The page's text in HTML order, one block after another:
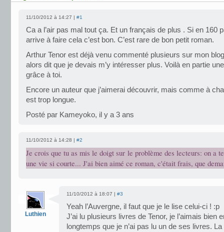
11/10/2012 à 14:27 | #1
Ca a l’air pas mal tout ça. Et un français de plus . Si en 160
arrive à faire cela c’est bon. C’est rare de bon petit roman.
Arthur Tenor est déjà venu commenté plusieurs sur mon
alors dit que je devais m’y intéresser plus. Voilà en partie
grâce à toi.
Encore un auteur que j’aimerai découvrir, mais comme à
est trop longue.
Posté par Kameyoko, il y a 3 ans
11/10/2012 à 14:28 | #2
Je crois que tu as mis le doigt sur le problème des lecteurs: on a
une vie si courte... J'ai bien aimé ce roman, c'était frais, que
Luthien
11/10/2012 à 18:07 | #3
Yeah l’Auvergne, il faut que je le lise celui-ci ! :p
J’ai lu plusieurs livres de Tenor, je l’aimais bien
longtemps que je n’ai pas lu un de ses livres.